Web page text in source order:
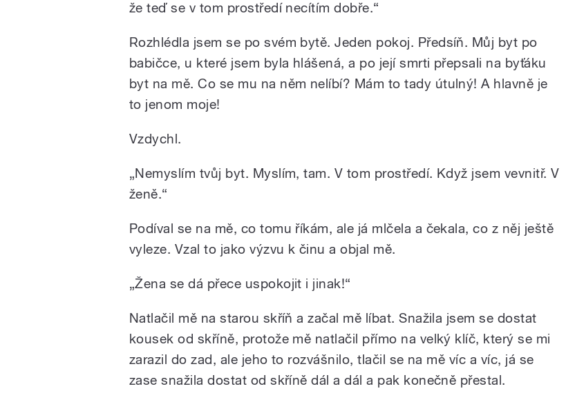
že teď se v tom prostředí necítím dobře.“
Rozhlédla jsem se po svém bytě. Jeden pokoj. Předsíň. Můj byt po
babičce, u které jsem byla hlášená, a po její smrti přepsali na byťáku
byt na mě. Co se mu na něm nelíbí? Mám to tady útulný! A hlavně je
to jenom moje!
Vzdychl.
„Nemyslím tvůj byt. Myslím, tam. V tom prostředí. Když jsem vevnitř. V
ženě.“
Podíval se na mě, co tomu říkám, ale já mlčela a čekala, co z něj ještě
vyleze. Vzal to jako výzvu k činu a objal mě.
„Žena se dá přece uspokojit i jinak!“
Natlačil mě na starou skříň a začal mě líbat. Snažila jsem se dostat
kousek od skříně, protože mě natlačil přímo na velký klíč, který se mi
zarazil do zad, ale jeho to rozvášnilo, tlačil se na mě víc a víc, já se
zase snažila dostat od skříně dál a dál a pak konečně přestal.